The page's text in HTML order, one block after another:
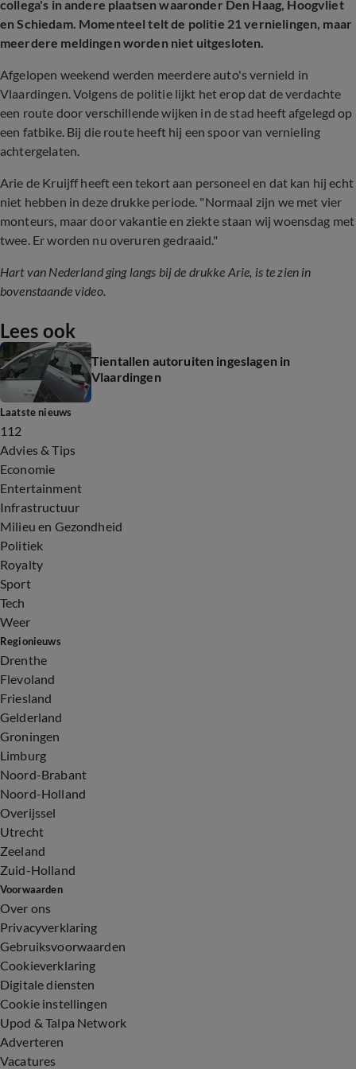
collega's in andere plaatsen waaronder Den Haag, Hoogvliet
en Schiedam. Momenteel telt de politie 21 vernielingen, maar
meerdere meldingen worden niet uitgesloten.
Afgelopen weekend werden meerdere auto's vernield in
Vlaardingen. Volgens de politie lijkt het erop dat de verdachte
een route door verschillende wijken in de stad heeft afgelegd op
een fatbike. Bij die route heeft hij een spoor van vernieling
achtergelaten.
Arie de Kruijff heeft een tekort aan personeel en dat kan hij echt
niet hebben in deze drukke periode. "Normaal zijn we met vier
monteurs, maar door vakantie en ziekte staan wij woensdag met
twee. Er worden nu overuren gedraaid."
Hart van Nederland ging langs bij de drukke Arie, is te zien in
bovenstaande video.
Lees ook
Tientallen autoruiten ingeslagen in
Vlaardingen
Laatste nieuws
112
Advies & Tips
Economie
Entertainment
Infrastructuur
Milieu en Gezondheid
Politiek
Royalty
Sport
Tech
Weer
Regionieuws
Drenthe
Flevoland
Friesland
Gelderland
Groningen
Limburg
Noord-Brabant
Noord-Holland
Overijssel
Utrecht
Zeeland
Zuid-Holland
Voorwaarden
Over ons
Privacyverklaring
Gebruiksvoorwaarden
Cookieverklaring
Digitale diensten
Cookie instellingen
Upod & Talpa Network
Adverteren
Vacatures